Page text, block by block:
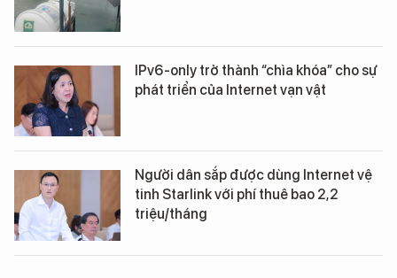
IPv6-only trở thành “chìa khóa” cho sự
phát triển của Internet vạn vật
Người dân sắp được dùng Internet vệ
tinh Starlink với phí thuê bao 2,2
triệu/tháng